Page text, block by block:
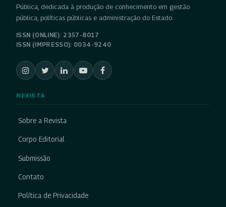
Pública, dedicada à produção de conhecimento em gestão
pública, políticas públicas e administração do Estado.
ISSN (ONLINE): 2357-8017
ISSN (IMPRESSO): 0034-9240
REVISTA
Sobre a Revista
Corpo Editorial
Submissão
Contato
Política de Privacidade